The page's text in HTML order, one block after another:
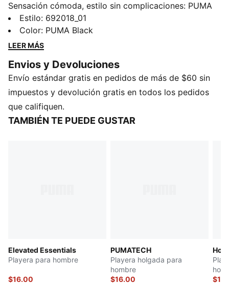
Sensación cómoda, estilo sin complicaciones: PUMA
Essentials Elevated lleva la comodidad diaria a un
nivel superior. Con detalles de inspiración deportiva y
un corte perfecto, estas piezas aportan un toque
a la moda, porque el estilo cotidiano debe sentirse así
de bien.
CARACTERÍSTICAS Y BENEFICIOS
Fabricada con al menos un 30 % de materiales
reciclados.
Estilo: 692018_01
Color: PUMA Black
LEER MÁS
Envios y Devoluciones
Envío estándar gratis en pedidos de más de $60 sin
impuestos y devolución gratis en todos los pedidos
que califiquen.
TAMBIÉN TE PUEDE GUSTAR
Elevated Essentials
Playera para hombre
$16.00
PUMATECH
Playera holgada para
hombre
$16.00